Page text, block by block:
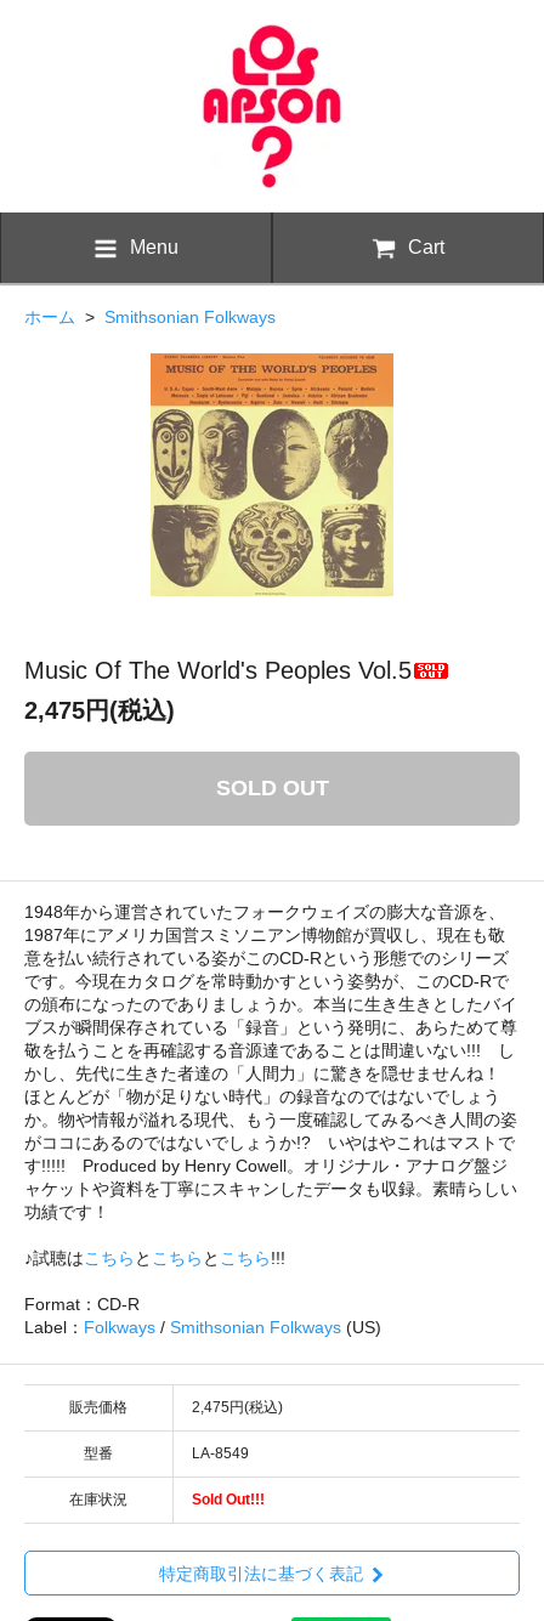
Menu Cart
ホーム > Smithsonian Folkways
Music Of The World's Peoples Vol.5
2,475円(税込)
SOLD OUT
1948年から運営されていたフォークウェイズの膨大な音源を、
1987年にアメリカ国営スミソニアン博物館が買収し、現在も敬
意を払い続行されている姿がこのCD-Rという形態でのシリーズ
です。今現在カタログを常時動かすという姿勢が、このCD-Rで
の頒布になったのでありましょうか。本当に生き生きとしたバイ
ブスが瞬間保存されている「録音」という発明に、あらためて尊
敬を払うことを再確認する音源達であることは間違いない!!! し
かし、先代に生きた者達の「人間力」に驚きを隠せませんね！
ほとんどが「物が足りない時代」の録音なのではないでしょう
か。物や情報が溢れる現代、もう一度確認してみるべき人間の姿
がココにあるのではないでしょうか!? いやはやこれはマストで
す!!!!! Produced by Henry Cowell。オリジナル・アナログ盤ジ
ャケットや資料を丁寧にスキャンしたデータも収録。素晴らしい
功績です！
♪試聴はこちら と こちら と こちら!!!
Format：CD-R
Label： Folkways / Smithsonian Folkways (US)
販売価格 2,475円(税込)
型番 LA-8549
在庫状況 Sold Out!!!
特定商取引法に基づく表記